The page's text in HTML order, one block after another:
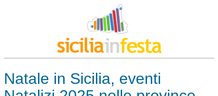
Natale in Sicilia, eventi